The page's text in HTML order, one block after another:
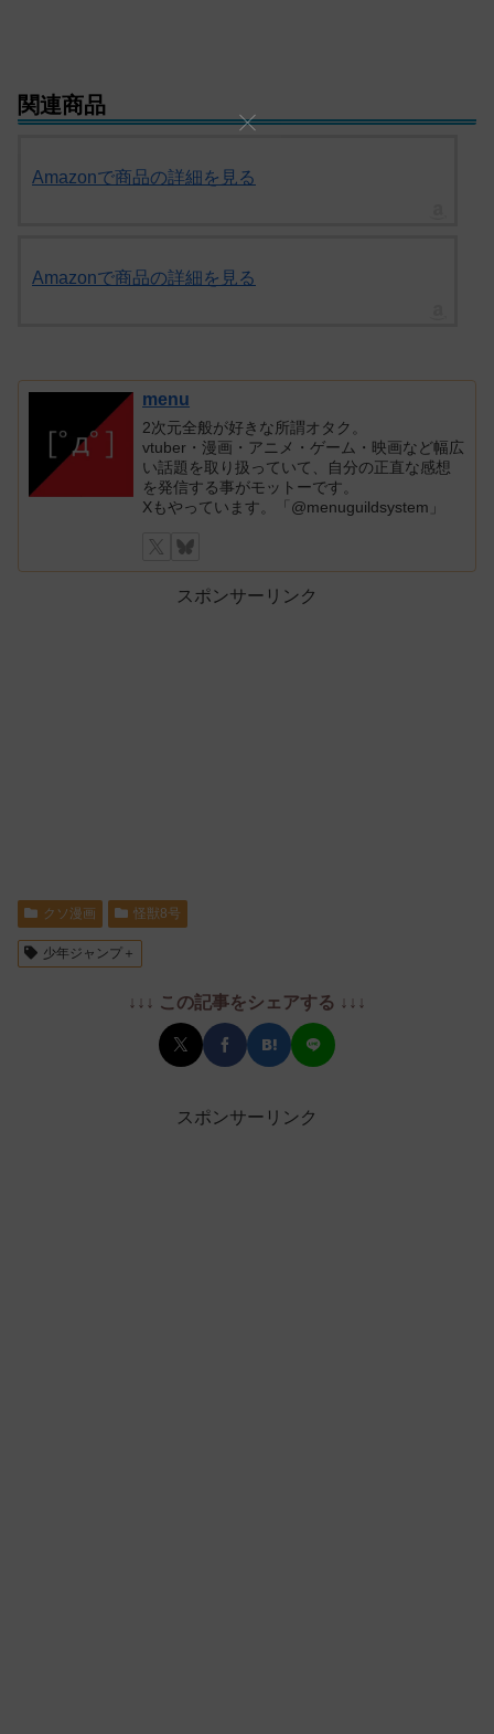
関連商品
Amazonで商品の詳細を見る
Amazonで商品の詳細を見る
menu
2次元全般が好きな所謂オタク。
vtuber・漫画・アニメ・ゲーム・映画など幅広
い話題を取り扱っていて、自分の正直な感想
を発信する事がモットーです。
Xもやっています。「@menuguildsystem」
スポンサーリンク
クソ漫画 怪獣8号
少年ジャンプ＋
↓↓↓ この記事をシェアする ↓↓↓
スポンサーリンク